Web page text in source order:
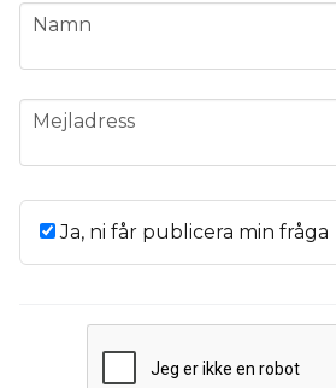
name
Namn
email
Mejladress
Ja, ni får publicera min fråga